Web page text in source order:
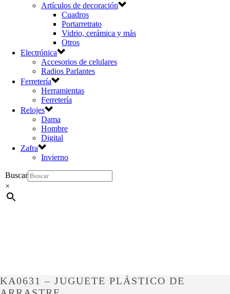
Artículos de decoración
Cuadros
Portarretrato
Vidrio, cerámica y más
Otros
Electrónica
Accesorios de celulares
Radios Parlantes
Ferretería
Herramientas
Ferretería
Relojes
Dama
Hombre
Digital
Zafra
Invierno
Buscar
×
KA0631 – JUGUETE PLÁSTICO DE